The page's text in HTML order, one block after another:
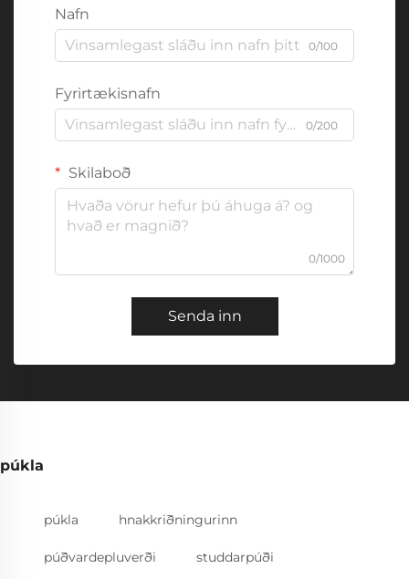
Nafn
0/100
Fyrirtækisnafn
0/200
Skilaboð
0/1000
Senda inn
púkla
púkla hnakkriðningurinn
púðvardepluverði studdarpúði